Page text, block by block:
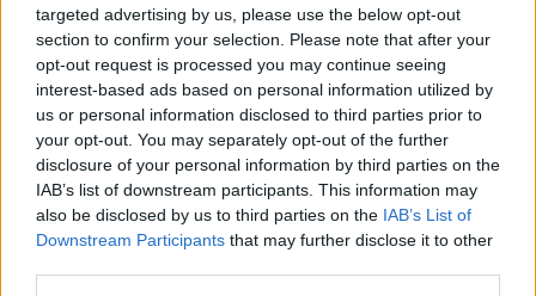
targeted advertising by us, please use the below opt-out
section to confirm your selection. Please note that after your
opt-out request is processed you may continue seeing
interest-based ads based on personal information utilized by
us or personal information disclosed to third parties prior to
your opt-out. You may separately opt-out of the further
disclosure of your personal information by third parties on the
IAB’s list of downstream participants. This information may
also be disclosed by us to third parties on the IAB’s List of
Downstream Participants that may further disclose it to other